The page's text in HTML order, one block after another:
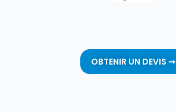
OBTENIR UN DEVIS ➞